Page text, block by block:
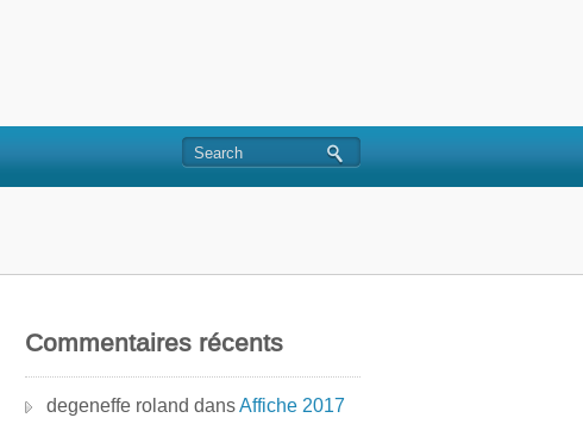
Commentaires récents
degeneffe roland dansAffiche 2017